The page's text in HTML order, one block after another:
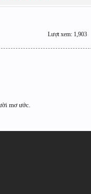
Lượt xem: 1,903
mơ ước.